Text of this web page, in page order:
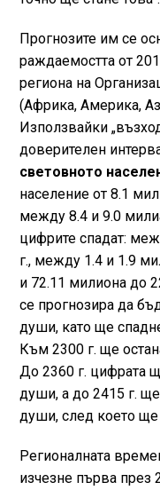
Прогнозите им се
раждаемостта от
региона на
(Африка, Америка,
Използвайки
доверителен
световното
население от 8.1
между 8.4 и 9.0
цифрите спадат:
г., между 1.4 и 1.9
и 72.11 милиона до
се прогнозира да
души, като ще
Към 2300 г. ще
До 2360 г. цифрата
души, а до 2415 г.
души, след което ще
Регионалната
изчезне първа през